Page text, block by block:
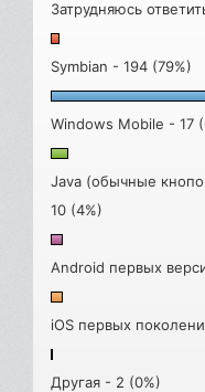
Затрудняюсь
Symbian - 194 (79%)
Windows Mobile - 17
Java (обычные
10 (4%)
Android первых
iOS первых
Другая - 2 (0%)